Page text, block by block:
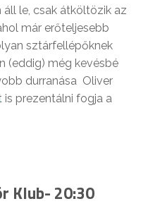
le, csak átköltözik az
már erőteljesebb
sztárfellépőknek
(eddig) még kevésbé
durranása Oliver
is prezentálni fogja a
Klub- 20:30